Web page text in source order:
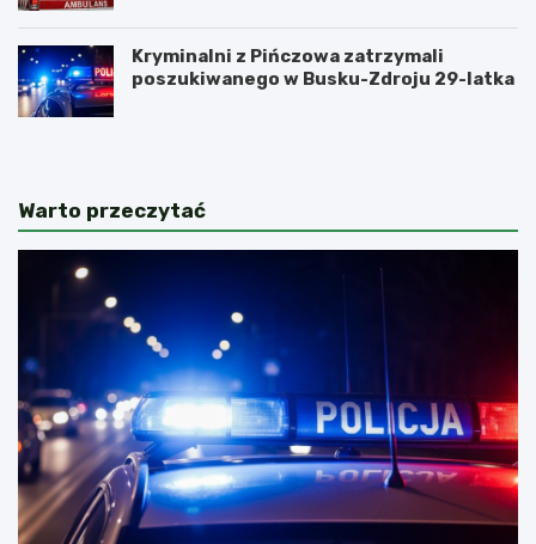
Kryminalni z Pińczowa zatrzymali
poszukiwanego w Busku-Zdroju 29-latka
Warto przeczytać